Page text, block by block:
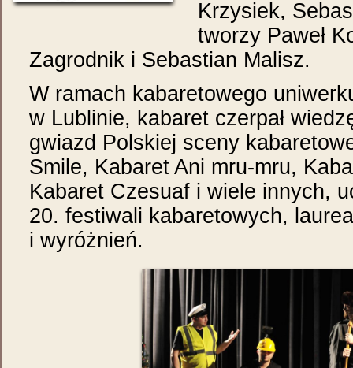
Krzysiek,
tworzy Paweł
Zagrodnik i Sebastian Malisz.
W ramach kabaretowego
w Lublinie, kabaret czerpał
gwiazd Polskiej sceny
Smile, Kabaret Ani mru-mru,
Kabaret Czesuaf i wiele innych,
20. festiwali kabaretowych,
i wyróżnień.